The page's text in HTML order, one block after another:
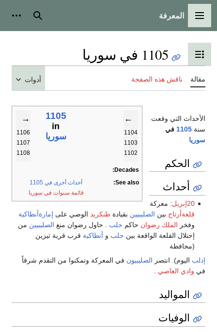
القائمة الرئيسية
المعرفة بحث
تبديل عرض جدول المحتويات
1105 في سوريا
مقالة ناقش هذه الصفحة أدوات
←
1104
1103
1102
1105
in
سوريا
→
1106
1107
1108
Decades:
See also:
أحداث أخرى في 1105
قائمة سنوات في سوريا
الأحداث التي وقعت
سنة 1105 في
سوريا
الحكم
أحداث
20إبريل
: معركة
قلعةأرتاح بين الصليبيين بقيادةطنكريد الوصي على إمارةأنطاكية
وفخر الملك رضوان حاكم حلب . حاول رضوان منع الصليبيين من
إحتلال القلعة الواقعة بين حلب و أنطاكية قرب قرية تيزين
(محافظة
إدلب اليوم). انتصر الصليبيون في المعركة وتمكنوا من التقدم شرقاً
في وادي العاصي
المواليد
الوفيات